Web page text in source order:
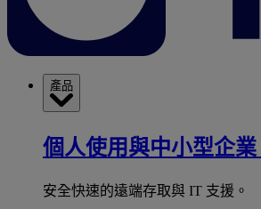
產品
個人使用與中小型企業
安全快速的遠端存取與 IT 支援。